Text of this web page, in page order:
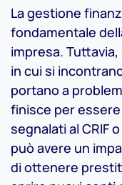
La gestione
fondamentale
impresa.
in cui si
portano a
finisce per
segnalati al CRIF
può avere un
di ottenere